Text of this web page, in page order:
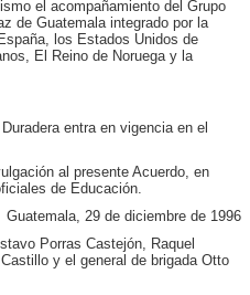
el acompañamiento del Grupo
de Guatemala integrado por la
los Estados Unidos de
El Reino de Noruega y la
entra en vigencia en el
al presente Acuerdo, en
de Educación.
Guatemala, 29 de diciembre de 1996
Porras Castejón, Raquel
y el general de brigada Otto